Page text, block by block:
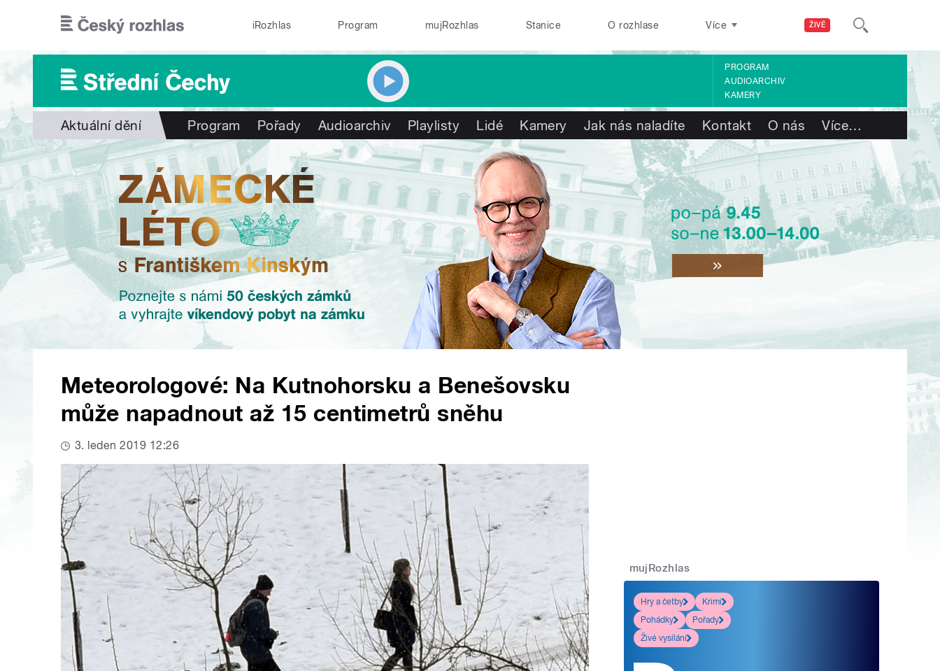
ŽIVĚ
iRozhlas Program mujRozhlas Stanice O rozhlase Více
PROGRAM
AUDIOARCHIV
KAMERY
Aktuální dění Program Pořady Audioarchiv Playlisty Lidé Kamery Jak nás naladíte Kontakt O nás Více…
Meteorologové: Na Kutnohorsku a Benešovsku
může napadnout až 15 centimetrů sněhu
3. leden 2019 12:26
mujRozhlas
Hry a četby
Krimi
Pohádky
Pořady
Živé vysílání